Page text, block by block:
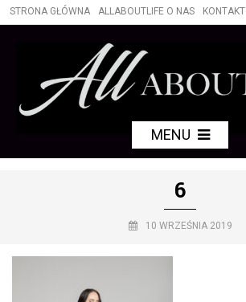
STRONA GŁÓWNA ALLABOUTLIFE O NAS KONTAKT
MENU
6
10 WRZEŚNIA 2019